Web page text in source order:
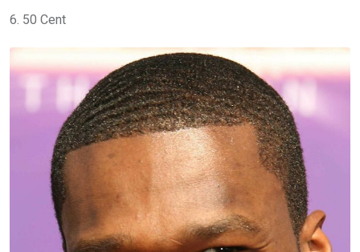
6. 50 Cent